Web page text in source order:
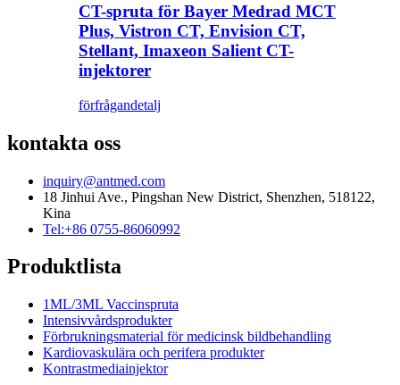
CT-spruta för Bayer Medrad MCT
Plus, Vistron CT, Envision CT,
Stellant, Imaxeon Salient CT-
injektorer
förfrågandetalj
kontakta oss
inquiry@antmed.com
18 Jinhui Ave., Pingshan New District, Shenzhen, 518122,
Kina
Tel:+86 0755-86060992
Produktlista
1ML/3ML Vaccinspruta
Intensivvårdsprodukter
Förbrukningsmaterial för medicinsk bildbehandling
Kardiovaskulära och perifera produkter
Kontrastmediainjektor